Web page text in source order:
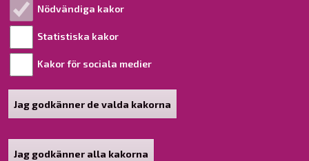
Nödvändiga kakor
Statistiska kakor
Kakor för sociala medier
Jag godkänner de valda kakorna
Jag godkänner alla kakorna
Återkalla samtycke
Tillgänglighetsutlåtande